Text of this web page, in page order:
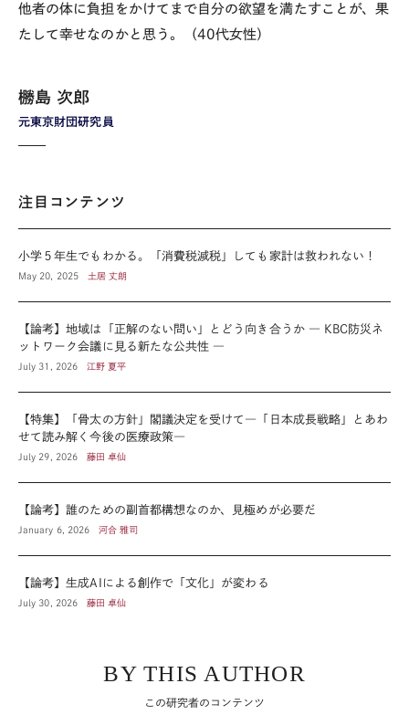
他者の体に負担をかけてまで自分の欲望を満たすことが、果
たして幸せなのかと思う。（40代女性）
元東京財団研究員
橳島 次郎
注目コンテンツ
小学５年生でもわかる。「消費税減税」しても家計は救われない！
May 20, 2025 土居 丈朗
【論考】地域は「正解のない問い」とどう向き合うか ― KBC防災ネ
ットワーク会議に見る新たな公共性 ―
July 31, 2026 江野 夏平
【特集】「骨太の方針」閣議決定を受けて―「日本成長戦略」とあわ
せて読み解く今後の医療政策―
July 29, 2026 藤田 卓仙
【論考】誰のための副首都構想なのか、見極めが必要だ
January 6, 2026 河合 雅司
【論考】生成AIによる創作で「文化」が変わる
July 30, 2026 藤田 卓仙
BY THIS AUTHOR
この研究者のコンテンツ